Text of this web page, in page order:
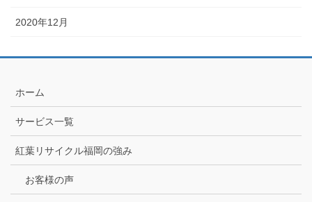
2020年12月
ホーム
サービス一覧
紅葉リサイクル福岡の強み
お客様の声